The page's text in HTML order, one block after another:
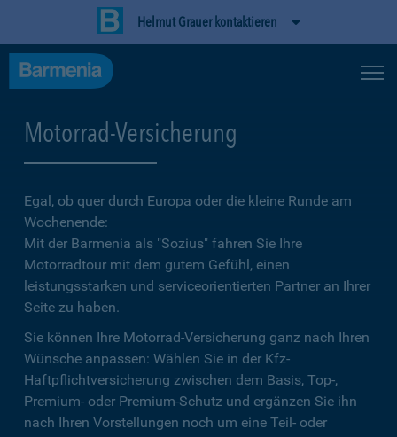
Helmut Grauer kontaktieren
Motorrad-Versicherung
Egal, ob quer durch Europa oder die kleine Runde am
Wochenende:
Mit der Barmenia als "Sozius" fahren Sie Ihre
Motorradtour mit dem gutem Gefühl, einen
leistungsstarken und serviceorientierten Partner an Ihrer
Seite zu haben.
Sie können Ihre Motorrad-Versicherung ganz nach Ihren
Wünsche anpassen: Wählen Sie in der Kfz-
Haftpflichtversicherung zwischen dem Basis, Top-,
Premium- oder Premium-Schutz und ergänzen Sie ihn
nach Ihren Vorstellungen noch um eine Teil- oder